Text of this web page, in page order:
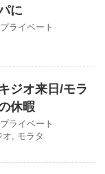
に
ライベート
ジオ来日/モラ
休暇
ライベート
オ, モラタ